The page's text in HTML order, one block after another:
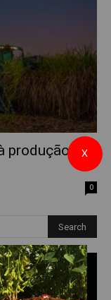
produção de
0
X